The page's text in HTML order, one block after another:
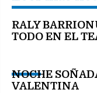
RALY
TODO EN EL
NOCHE
VALENTINA